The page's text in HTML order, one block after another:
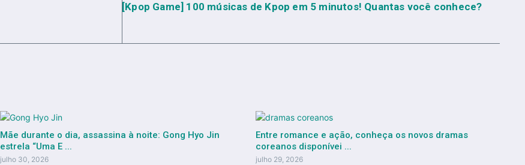
[Kpop Game] 100 músicas de Kpop em 5 minutos! Quantas você conhece?
Mãe durante o dia, assassina à noite: Gong Hyo Jin
estrela “Uma E ...
julho 30, 2026
Entre romance e ação, conheça os novos dramas
coreanos disponívei ...
julho 29, 2026